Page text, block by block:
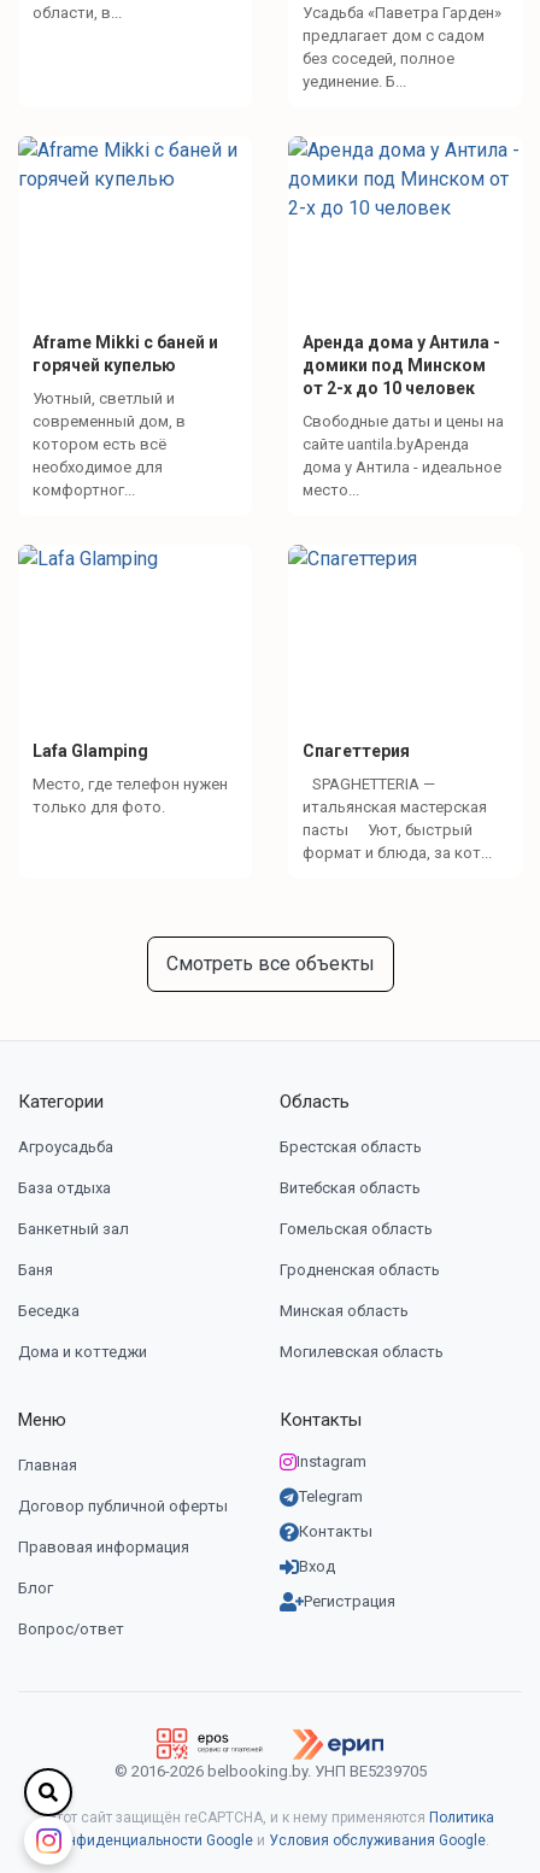
области, в...
Усадьба «Паветра Гарден»
предлагает дом с садом
без соседей, полное
уединение. Б...
Aframe Mikki с баней и
горячей купелью
Уютный, светлый и
современный дом, в
котором есть всё
необходимое для
комфортног...
Аренда дома у Антила -
домики под Минском
от 2-х до 10 человек
Свободные даты и цены на
сайте uantila.byАренда
дома у Антила - идеальное
место...
Lafa Glamping
Место, где телефон нужен
только для фото.
Спагеттерия
SPAGHETTERIA —
итальянская мастерская
пасты Уют, быстрый
формат и блюда, за кот...
Смотреть все объекты
Категории
Агроусадьба
База отдыха
Банкетный зал
Баня
Беседка
Дома и коттеджи
Область
Брестская область
Витебская область
Гомельская область
Гродненская область
Минская область
Могилевская область
Меню
Главная
Договор публичной оферты
Правовая информация
Блог
Вопрос/ответ
Контакты
Instagram
Telegram
Контакты
Вход
Регистрация
© 2016-2026 belbooking.by. УНП ВЕ5239705
Этот сайт защищён reCAPTCHA, и к нему применяются Политика
конфиденциальности Googleи Условия обслуживания Google.